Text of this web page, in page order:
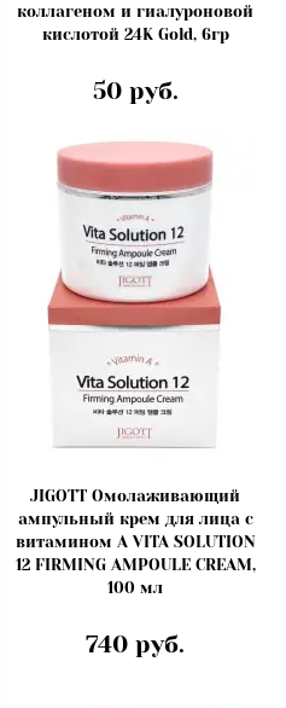
коллагеном и гиалуроновой
кислотой 24K Gold, 6гр
50 руб.
JIGOTT Омолаживающий
ампульный крем для лица с
витамином А VITA SOLUTION
12 FIRMING AMPOULE CREAM,
100 мл
740 руб.